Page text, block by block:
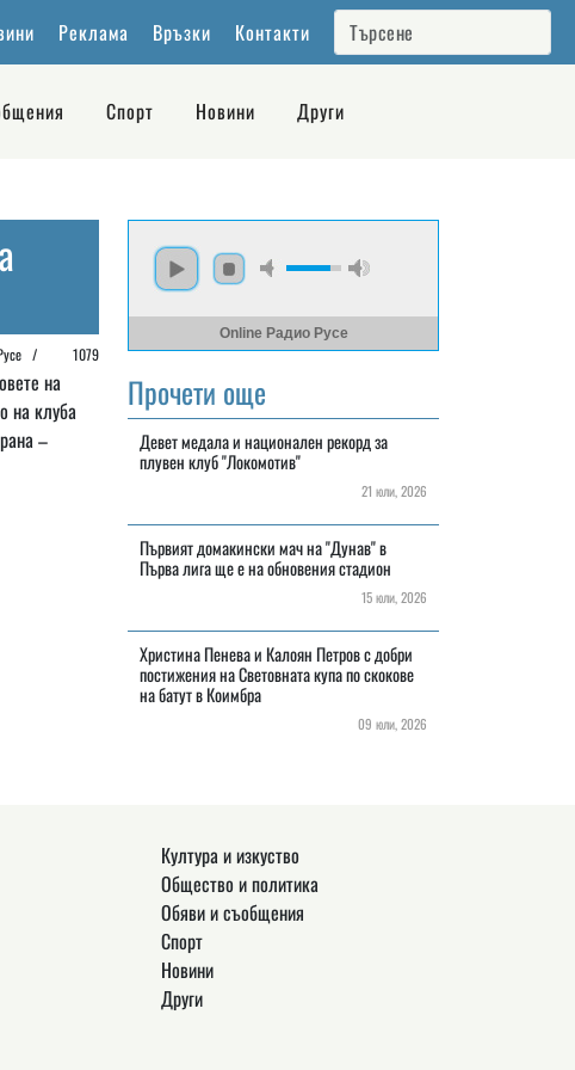
Реклама Връзки Контакти
Спорт Новини Други
/ 1079
на
на клуба
–
Online Радио Русе
Прочети още
Девет медала и национален рекорд за
плувен клуб "Локомотив"
21 юли, 2026
Първият домакински мач на "Дунав" в
Първа лига ще е на обновения стадион
15 юли, 2026
Христина Пенева и Калоян Петров с добри
постижения на Световната купа по скокове
на батут в Коимбра
09 юли, 2026
Култура и изкуство
Общество и политика
Обяви и съобщения
Спорт
Новини
Други